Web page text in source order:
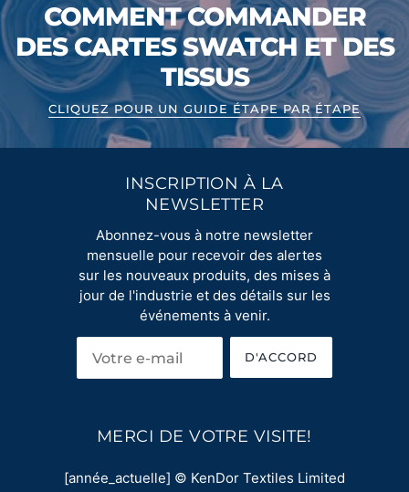
COMMENT COMMANDER
DES CARTES SWATCH ET DES
TISSUS
CLIQUEZ POUR UN GUIDE ÉTAPE PAR ÉTAPE
INSCRIPTION À LA
NEWSLETTER
Abonnez-vous à notre newsletter
mensuelle pour recevoir des alertes
sur les nouveaux produits, des mises à
jour de l'industrie et des détails sur les
événements à venir.
D'ACCORD
MERCI DE VOTRE VISITE!
[année_actuelle] © KenDor Textiles Limited